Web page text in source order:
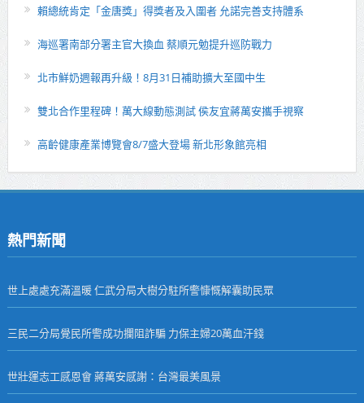
賴總統肯定「金唐獎」得獎者及入圍者 允諾完善支持體系
海巡署南部分署主官大換血 蔡順元勉提升巡防戰力
北市鮮奶週報再升級！8月31日補助擴大至國中生
雙北合作里程碑！萬大線動態測試 侯友宜蔣萬安攜手視察
高齡健康產業博覽會8/7盛大登場 新北形象館亮相
熱門新聞
世上處處充滿溫暖 仁武分局大樹分駐所警慷慨解囊助民眾
三民二分局覺民所警成功攔阻詐騙 力保主婦20萬血汗錢
世壯運志工感恩會 蔣萬安感謝：台灣最美風景